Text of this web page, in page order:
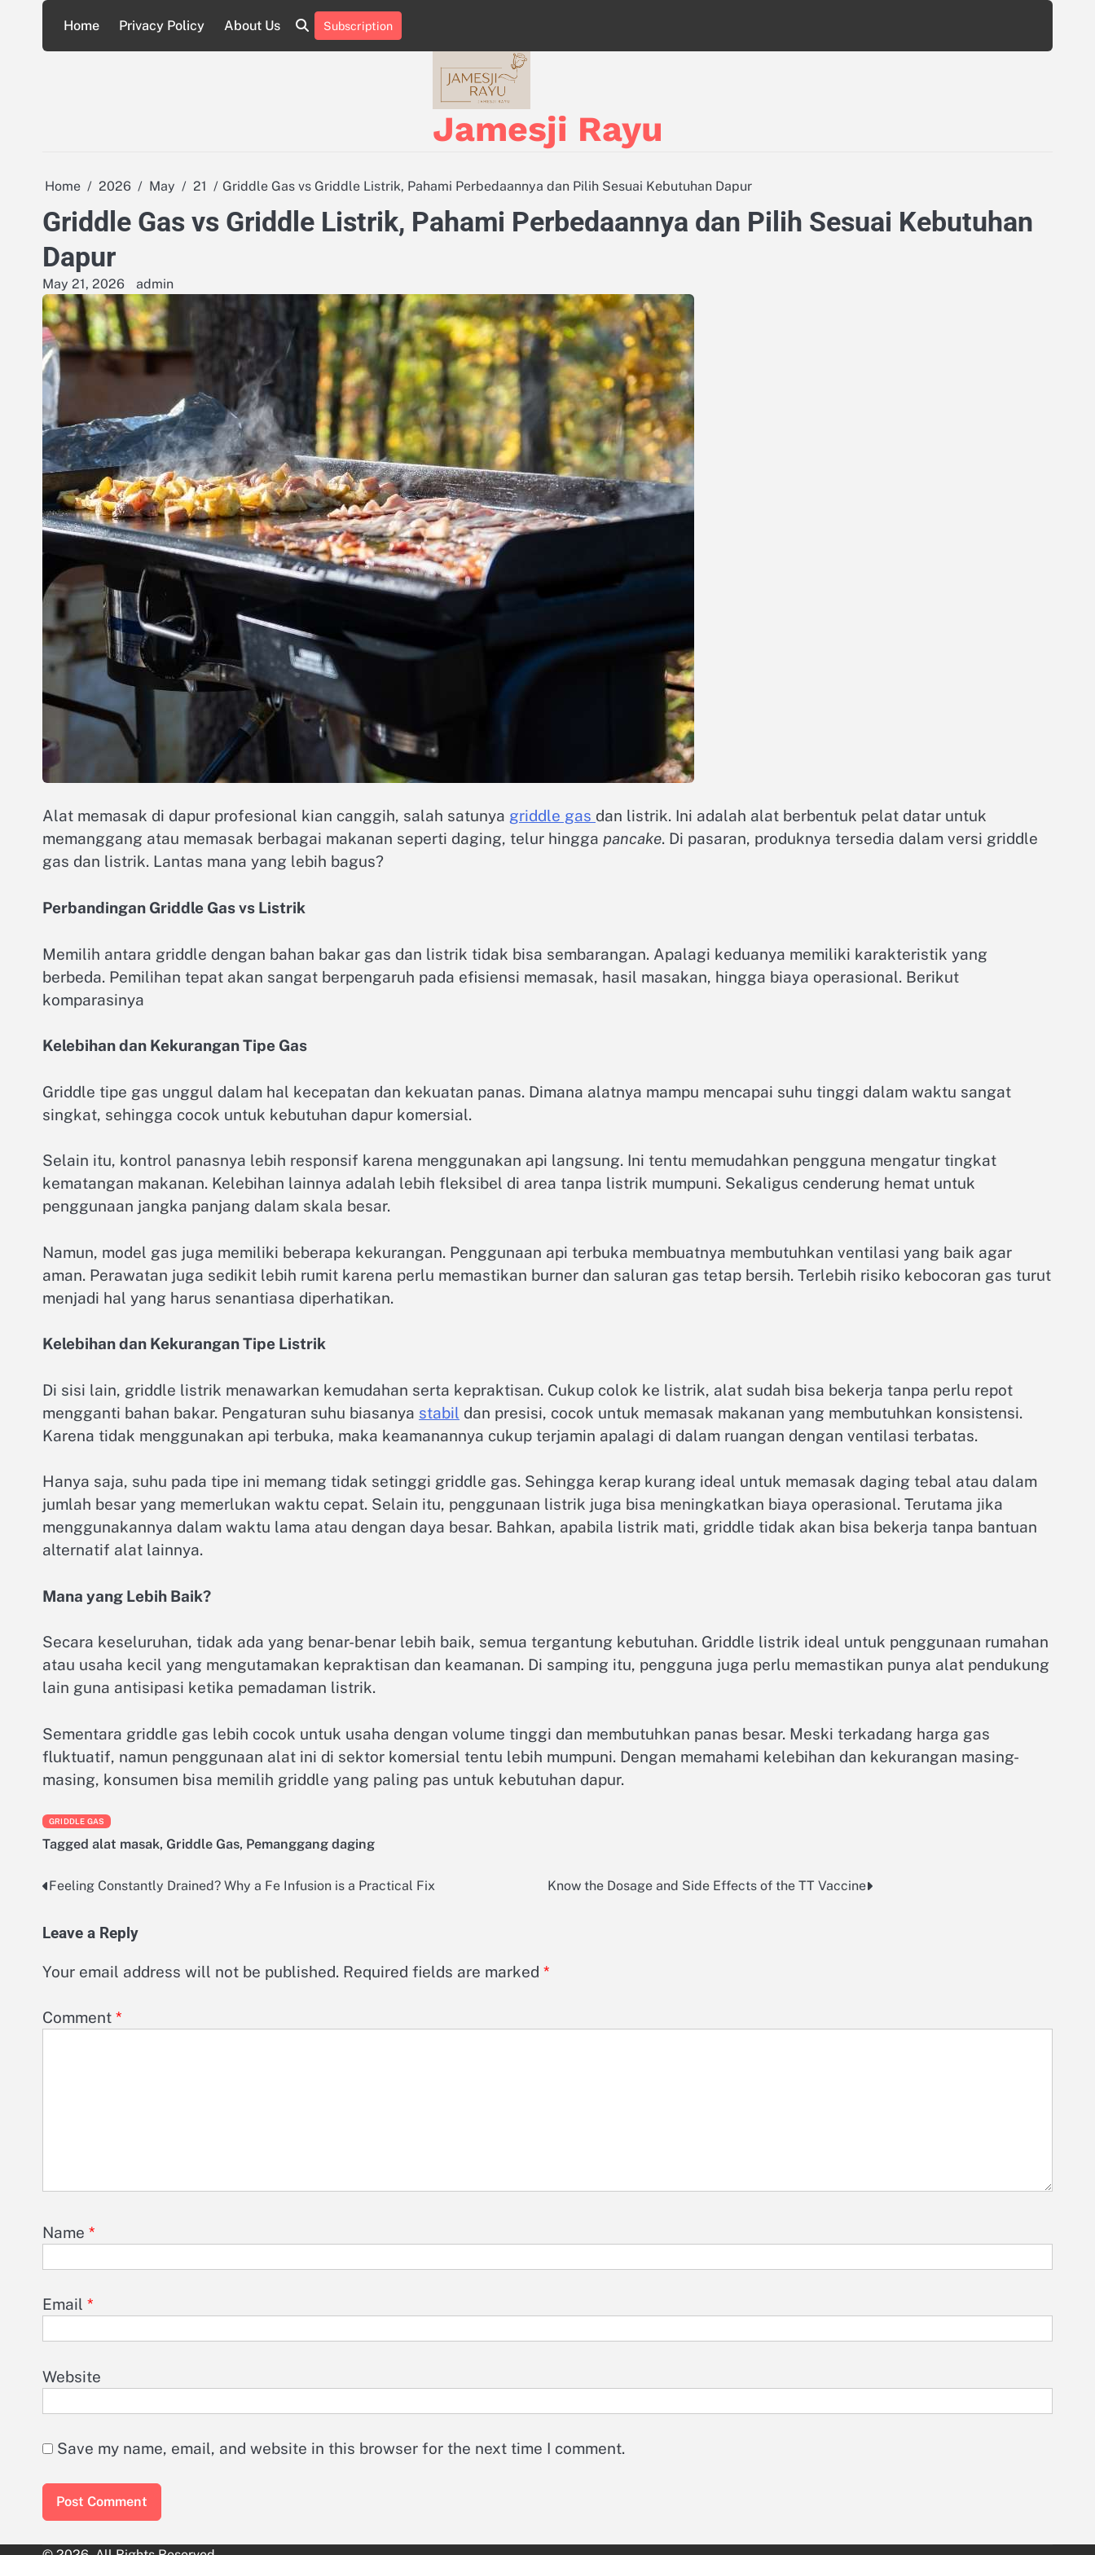
content
Home Privacy Policy About Us
About
Us
Privacy
Policy
Subscription
Jamesji Rayu
Home 2026 May 21 Griddle Gas vs Griddle Listrik, Pahami Perbedaannya dan Pilih Sesuai Kebutuhan Dapur
Griddle Gas vs Griddle Listrik, Pahami Perbedaannya dan Pilih Sesuai Kebutuhan
Dapur
May 21, 2026 admin
Alat memasak di dapur profesional kian canggih, salah satunya griddle gas dan listrik. Ini adalah alat berbentuk pelat datar untuk
memanggang atau memasak berbagai makanan seperti daging, telur hingga pancake. Di pasaran, produknya tersedia dalam versi griddle
gas dan listrik. Lantas mana yang lebih bagus?
Perbandingan Griddle Gas vs Listrik
Memilih antara griddle dengan bahan bakar gas dan listrik tidak bisa sembarangan. Apalagi keduanya memiliki karakteristik yang
berbeda. Pemilihan tepat akan sangat berpengaruh pada efisiensi memasak, hasil masakan, hingga biaya operasional. Berikut
komparasinya
Kelebihan dan Kekurangan Tipe Gas
Griddle tipe gas unggul dalam hal kecepatan dan kekuatan panas. Dimana alatnya mampu mencapai suhu tinggi dalam waktu sangat
singkat, sehingga cocok untuk kebutuhan dapur komersial.
Selain itu, kontrol panasnya lebih responsif karena menggunakan api langsung. Ini tentu memudahkan pengguna mengatur tingkat
kematangan makanan. Kelebihan lainnya adalah lebih fleksibel di area tanpa listrik mumpuni. Sekaligus cenderung hemat untuk
penggunaan jangka panjang dalam skala besar.
Namun, model gas juga memiliki beberapa kekurangan. Penggunaan api terbuka membuatnya membutuhkan ventilasi yang baik agar
aman. Perawatan juga sedikit lebih rumit karena perlu memastikan burner dan saluran gas tetap bersih. Terlebih risiko kebocoran gas turut
menjadi hal yang harus senantiasa diperhatikan.
Kelebihan dan Kekurangan Tipe Listrik
Di sisi lain, griddle listrik menawarkan kemudahan serta kepraktisan. Cukup colok ke listrik, alat sudah bisa bekerja tanpa perlu repot
mengganti bahan bakar. Pengaturan suhu biasanya stabil dan presisi, cocok untuk memasak makanan yang membutuhkan konsistensi.
Karena tidak menggunakan api terbuka, maka keamanannya cukup terjamin apalagi di dalam ruangan dengan ventilasi terbatas.
Hanya saja, suhu pada tipe ini memang tidak setinggi griddle gas. Sehingga kerap kurang ideal untuk memasak daging tebal atau dalam
jumlah besar yang memerlukan waktu cepat. Selain itu, penggunaan listrik juga bisa meningkatkan biaya operasional. Terutama jika
menggunakannya dalam waktu lama atau dengan daya besar. Bahkan, apabila listrik mati, griddle tidak akan bisa bekerja tanpa bantuan
alternatif alat lainnya.
Mana yang Lebih Baik?
Secara keseluruhan, tidak ada yang benar-benar lebih baik, semua tergantung kebutuhan. Griddle listrik ideal untuk penggunaan rumahan
atau usaha kecil yang mengutamakan kepraktisan dan keamanan. Di samping itu, pengguna juga perlu memastikan punya alat pendukung
lain guna antisipasi ketika pemadaman listrik.
Sementara griddle gas lebih cocok untuk usaha dengan volume tinggi dan membutuhkan panas besar. Meski terkadang harga gas
fluktuatif, namun penggunaan alat ini di sektor komersial tentu lebih mumpuni. Dengan memahami kelebihan dan kekurangan masing-
masing, konsumen bisa memilih griddle yang paling pas untuk kebutuhan dapur.
GRIDDLE GAS
Tagged alat masak, Griddle Gas, Pemanggang daging
Post
Feeling Constantly Drained? Why a Fe Infusion is a Practical Fix Know the Dosage and Side Effects of the TT Vaccine
Leave a Reply
Your email address will not be published. Required fields are marked *
Comment *
Name *
Email *
Website
Save my name, email, and website in this browser for the next time I comment.